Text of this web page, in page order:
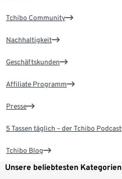
Tchibo Community
Nachhaltigkeit
Geschäftskunden
Affiliate Programm
Presse
5 Tassen täglich – der Tchibo Podcast
Tchibo Blog
Unsere beliebtesten Kategorien